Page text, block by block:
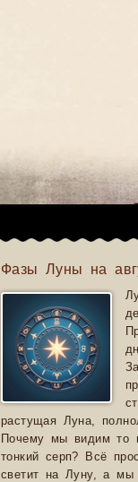
Фазы Луны на
растущая Луна,
Почему мы видим то
тонкий серп? Всё
светит на Луну, а